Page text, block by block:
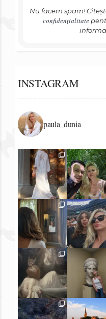
Nu facem spam!
confidențialitate
INSTAGRAM
paula_dunia